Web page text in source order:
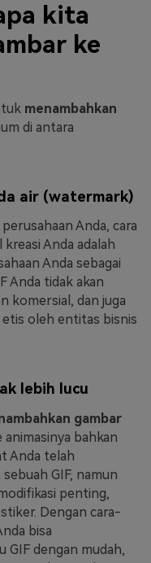
kita
ke
menambahkan
di antara
air (watermark)
Anda, cara
Anda adalah
Anda sebagai
Anda tidak akan
komersial, dan juga
oleh entitas bisnis
lebih lucu
gambar
bahkan
Anda telah
GIF, namun
penting,
Dengan cara-
bisa
GIF dengan mudah,